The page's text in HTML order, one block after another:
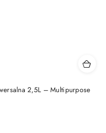
2,5L – Multipurpose